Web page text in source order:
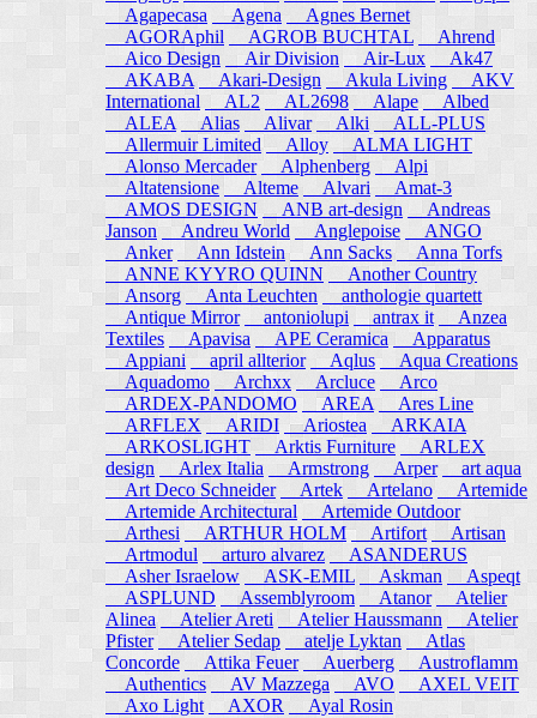
Agapecasa
Agena
Agnes Bernet
AGORAphil
AGROB BUCHTAL
Ahrend
Aico Design
Air Division Air-Lux
Ak47
AKABA
Akari-Design Akula Living
AKV
International
AL2 AL2698 Alape
Albed
ALEA
Alias Alivar Alki
ALL-PLUS
Allermuir Limited
Alloy
ALMA LIGHT
Alonso Mercader
Alphenberg
Alpi
Altatensione
Alteme Alvari
Amat-3
AMOS DESIGN
ANB art-design
Andreas
Janson
Andreu World Anglepoise
ANGO
Anker
Ann Idstein Ann Sacks
Anna Torfs
ANNE KYYRO QUINN
Another Country
Ansorg
Anta Leuchten
anthologie quartett
Antique Mirror
antoniolupi antrax it
Anzea
Textiles
Apavisa APE Ceramica
Apparatus
Appiani
april allterior Aqlus Aqua Creations
Aquadomo
Archxx Arcluce
Arco
ARDEX-PANDOMO
AREA
Ares Line
ARFLEX
ARIDI Ariostea
ARKAIA
ARKOSLIGHT
Arktis Furniture
ARLEX
design
Arlex Italia Armstrong Arper
art aqua
Art Deco Schneider
Artek Artelano
Artemide
Artemide Architectural
Artemide Outdoor
Arthesi
ARTHUR HOLM Artifort
Artisan
Artmodul
arturo alvarez
ASANDERUS
Asher Israelow
ASK-EMIL Askman
Aspeqt
ASPLUND
Assemblyroom Atanor
Atelier
Alinea
Atelier Areti Atelier Haussmann
Atelier
Pfister
Atelier Sedap atelje Lyktan
Atlas
Concorde
Attika Feuer Auerberg
Austroflamm
Authentics
AV Mazzega AVO
AXEL VEIT
Axo Light
AXOR Ayal Rosin